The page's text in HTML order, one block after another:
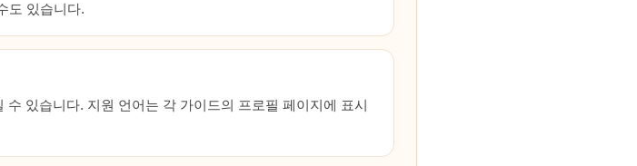
도 있습니다.
있습니다. 지원 언어는 각 가이드의 프로필 페이지에 표시